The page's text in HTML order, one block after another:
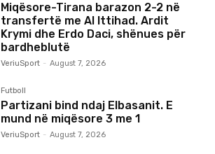
Miqësore-Tirana barazon 2-2 në
transfertë me Al Ittihad. Ardit
Krymi dhe Erdo Daci, shënues për
bardheblutë
VeriuSport - August 7, 2026
Futboll
Partizani bind ndaj Elbasanit. E
mund në miqësore 3 me 1
VeriuSport - August 7, 2026